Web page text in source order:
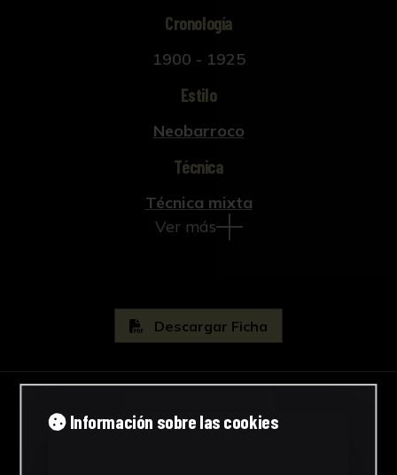
Cronología
1900 - 1925
Estilo
Neobarroco
Técnica
Técnica mixta
Ver más
Descargar Ficha
IMÁGENES
Información sobre las cookies